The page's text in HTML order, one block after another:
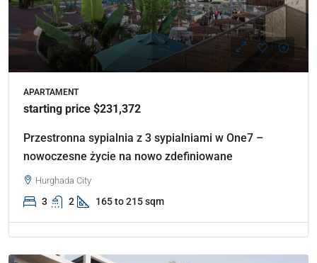
APARTAMENT
starting price $231,372
Przestronna sypialnia z 3 sypialniami w One7 –
nowoczesne życie na nowo zdefiniowane
Hurghada City
3 2 165 to 215 sqm